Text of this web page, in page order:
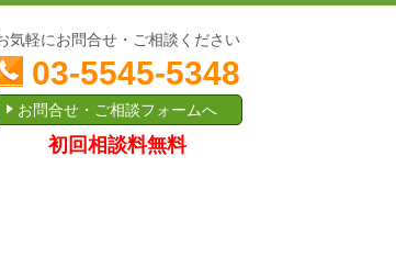
気軽にお問合せ・ご相談ください
03-5545-5348
お問合せ・ご相談フォームへ
初回相談料無料